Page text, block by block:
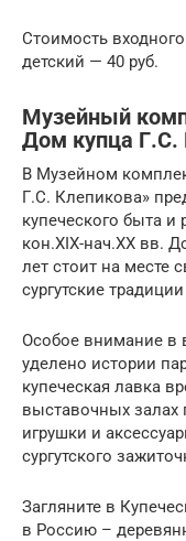
Стоимость
детский — 40 руб.
Музейный
Дом купца Г.С.
В Музейном
Г.С. Клепикова»
купеческого быта и
кон.XIX-нач.XX вв.
лет стоит на месте
сургутские традиции
Особое внимание в
уделено истории
купеческая лавка
выставочных
игрушки и
сургутского
Загляните в
в Россию –